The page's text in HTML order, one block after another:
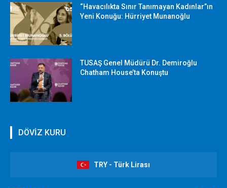
“Havacılıkta Sınır Tanımayan Kadınlar”ın
Yeni Konuğu: Hürriyet Munanoğlu
TUSAŞ Genel Müdürü Dr. Demiroğlu
Chatham House’ta Konuştu
DÖVİZ KURU
TRY - Türk Lirası